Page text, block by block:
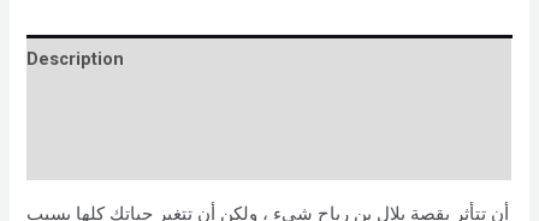
Description
أن تتأثر بقصة بلال بن رباح شيء ، ولكن أن تتغير حياتك كلها بسبب